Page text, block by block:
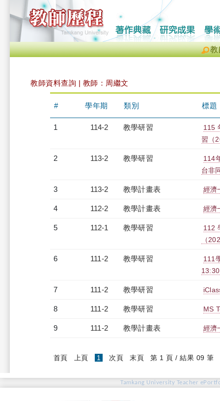
教
教師資料查詢 | 教師：周繼文
# 學年期 類別 標題
1 114-2 教學研習
115
習（
2 113-2 教學研習
114
台非
3 113-2 教學計畫表 經濟
4 112-2 教學計畫表 經濟
5 112-1 教學研習
112
（
6 111-2 教學研習
111
7 111-2 教學研習
8 111-2 教學研習 MS
9 111-2 教學計畫表 經濟
首頁 上頁 1 (current)
次頁 末頁 第 1 頁 / 結果 09 筆
Tamkang University Teacher